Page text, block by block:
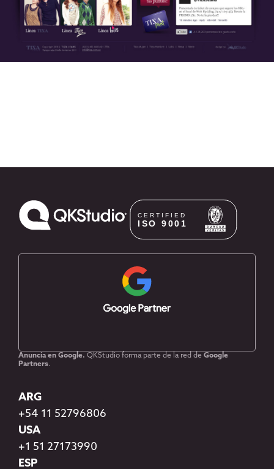
Anuncia en Google. QKStudio forma parte de la red de Google
Partners.
ARG
+54 11 52796806
USA
+1 51 27173990
ESP